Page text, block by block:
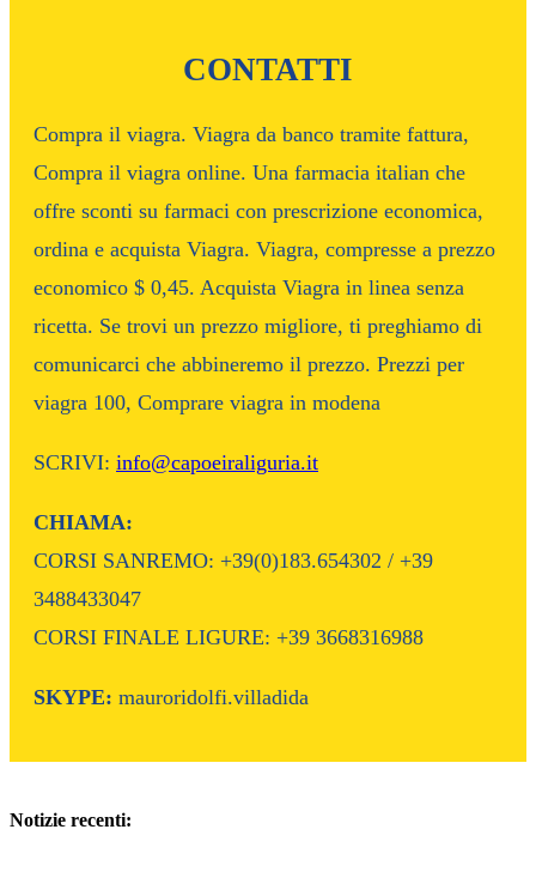
CONTATTI
Compra il viagra. Viagra da banco tramite fattura,
Compra il viagra online. Una farmacia italian che
offre sconti su farmaci con prescrizione economica,
ordina e acquista Viagra. Viagra, compresse a prezzo
economico $ 0,45. Acquista Viagra in linea senza
ricetta. Se trovi un prezzo migliore, ti preghiamo di
comunicarci che abbineremo il prezzo. Prezzi per
viagra 100, Comprare viagra in modena
SCRIVI: info@capoeiraliguria.it
CHIAMA:
CORSI SANREMO: +39(0)183.654302 / +39
3488433047
CORSI FINALE LIGURE: +39 3668316988
SKYPE: mauroridolfi.villadida
Notizie recenti: